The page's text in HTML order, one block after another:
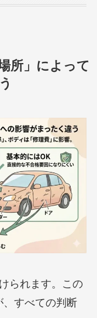
所」によって
られます。この
すべての判断